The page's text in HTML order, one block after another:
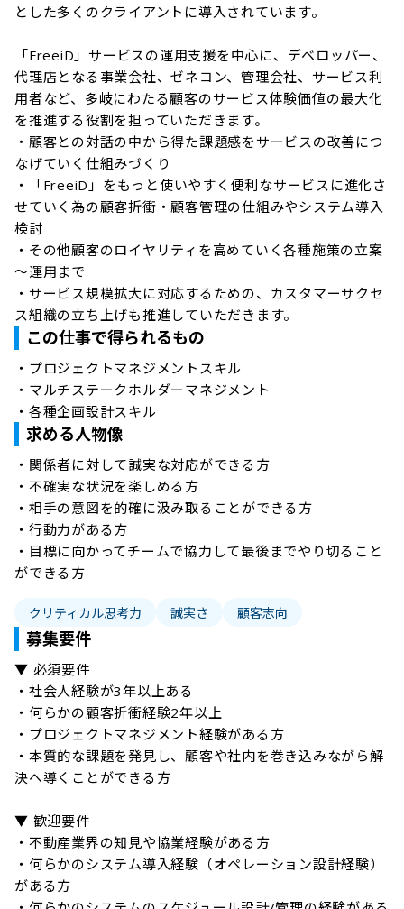
とした多くのクライアントに導入されています。
「FreeiD」サービスの運用支援を中心に、デベロッパー、
代理店となる事業会社、ゼネコン、管理会社、サービス利
用者など、多岐にわたる顧客のサービス体験価値の最大化
を推進する役割を担っていただきます。
・顧客との対話の中から得た課題感をサービスの改善につ
なげていく仕組みづくり
・「FreeiD」をもっと使いやすく便利なサービスに進化さ
せていく為の顧客折衝・顧客管理の仕組みやシステム導入
検討
・その他顧客のロイヤリティを高めていく各種施策の立案
～運用まで
・サービス規模拡大に対応するための、カスタマーサクセ
ス組織の立ち上げも推進していただきます。
この仕事で得られるもの
・プロジェクトマネジメントスキル
・マルチステークホルダーマネジメント
求める人物像
・関係者に対して誠実な対応ができる方
・不確実な状況を楽しめる方
・相手の意図を的確に汲み取ることができる方
・行動力がある方
・目標に向かってチームで協力して最後までやり切ること
ができる方
クリティカル思考力 誠実さ 顧客志向
募集要件
▼ 必須要件
・社会人経験が3年以上ある
・何らかの顧客折衝経験2年以上
・プロジェクトマネジメント経験がある方
・本質的な課題を発見し、顧客や社内を巻き込みながら解
決へ導くことができる方
▼ 歓迎要件
・不動産業界の知見や協業経験がある方
・何らかのシステム導入経験（オペレーション設計経験）
がある方